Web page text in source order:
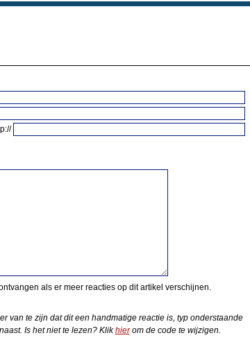
als er meer reacties op dit artikel verschijnen.
van te zijn dat dit een handmatige reactie is, typ onderstaande
Is het niet te lezen? Klikhierom de code te wijzigen.